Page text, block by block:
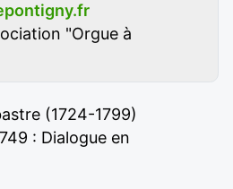
"Orgue à
(1724-1799)
: Dialogue en